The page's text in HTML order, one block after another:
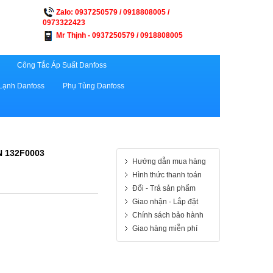
Zalo: 0937250579 / 0918808005 /
0973322423
Mr Thịnh - 0937250579 / 0918808005
Công Tắc Áp Suất Danfoss
Danfoss Phụ Tùng Danfoss
132F0003
Hướng dẫn mua hàng
Hình thức thanh toán
Đổi - Trả sản phẩm
Giao nhận - Lắp đặt
Chính sách bảo hành
Giao hàng miễn phí